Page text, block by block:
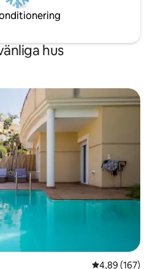
i Sevilla.
hus
4,89 av 5 i
4,89 (167)